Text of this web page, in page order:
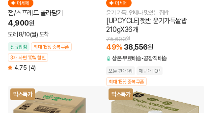
더세페
잼/스프레드 골라담기
4,900원
모레 8/10(월) 도착
신규입점
최대 15% 중복쿠폰
3개 사면 10% 할인
4.75 (4)
더세페
윤기 가득! 언제나 맛있는 집밥
[UPCYCLE]햇반 윤기가득쌀밥
210gX36개
75,600원
49% 38,556원
상온무료배송 공장직배송
오늘 판매1위
재구매TOP
최대 15% 중복쿠폰
박스특가 박스특가